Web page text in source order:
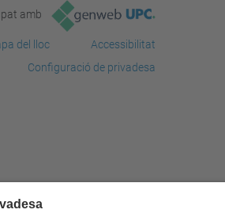
amb
del lloc
Accessibilitat
Configuració de privadesa